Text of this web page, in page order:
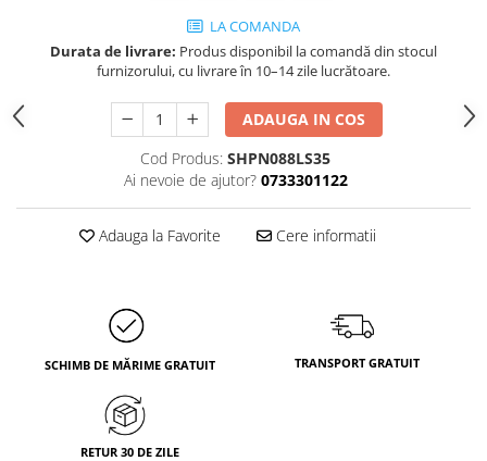
LA COMANDA
Durata de livrare: Produs disponibil la comandă din stocul
furnizorului, cu livrare în 10–14 zile lucrătoare.
ADAUGA IN COS
Cod Produs: SHPN088LS35
Ai nevoie de ajutor? 0733301122
Adauga la Favorite Cere informatii
SCHIMB DE MĂRIME GRATUIT TRANSPORT GRATUIT
RETUR 30 DE ZILE